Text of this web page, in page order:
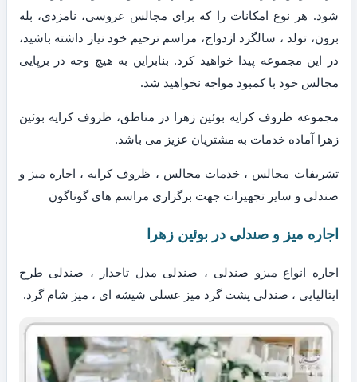
شود. هر نوع امکانات را که برای مجالس عروسی، نامزدی، بله
برون، تولد ، سالگرد ازدواج، مراسم ترحیم خود نیاز داشته باشید،
در این مجموعه پیدا خواهید کرد. بنابراین به هیچ وجه در برپایی
مجالس خود با کمبود مواجه نخواهید شد.
مجموعه ظروف کرایه بوئین زهرا در مناطق، ظروف کرایه بوئین
زهرا آماده خدمات به مشتریان عزیز می باشد.
تشریفات مجالس ، خدمات مجالس ، ظروف کرایه ، اجاره میز و
صندلی و سایر تجهیزات جهت برگزاری مراسم های گوناگون
اجاره میز و صندلی در بوئین زهرا
اجاره انواع میزو صندلی ، صندلی مدل تاجدار ، صندلی طرح
ایتالیایی ، صندلی پشت گرد میز عسلی شیشه ای ، میز شام گرد.